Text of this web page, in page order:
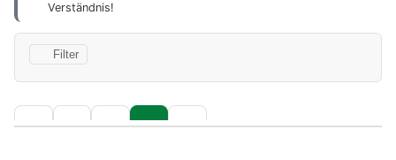
Verständnis!
Filter